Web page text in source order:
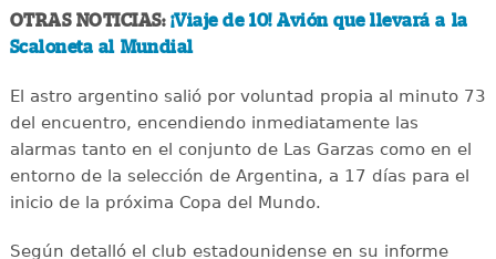
OTRAS NOTICIAS:¡Viaje de 10! Avión que llevará a la
Scaloneta al Mundial
El astro argentino salió por voluntad propia al minuto 73
del encuentro, encendiendo inmediatamente las
alarmas tanto en el conjunto de Las Garzas como en el
entorno de la selección de Argentina, a 17 días para el
inicio de la próxima Copa del Mundo.
Según detalló el club estadounidense en su informe